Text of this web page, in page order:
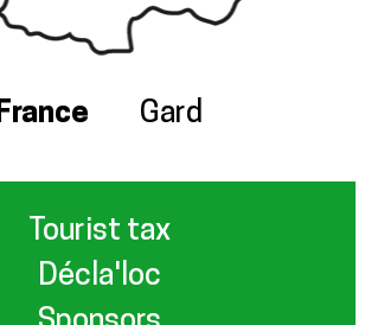
France Gard
Tourist tax
Décla'loc